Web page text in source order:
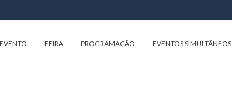
FEIRA PROGRAMAÇÃO EVENTOS SIMULTÂNEOS